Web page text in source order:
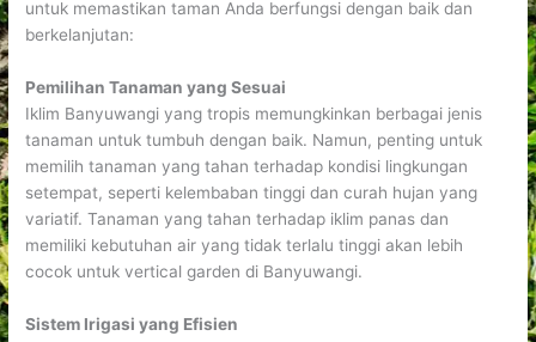
untuk memastikan taman Anda berfungsi dengan baik dan
berkelanjutan:
Pemilihan Tanaman yang Sesuai
Iklim Banyuwangi yang tropis memungkinkan berbagai jenis
tanaman untuk tumbuh dengan baik. Namun, penting untuk
memilih tanaman yang tahan terhadap kondisi lingkungan
setempat, seperti kelembaban tinggi dan curah hujan yang
variatif. Tanaman yang tahan terhadap iklim panas dan
memiliki kebutuhan air yang tidak terlalu tinggi akan lebih
cocok untuk vertical garden di Banyuwangi.
Sistem Irigasi yang Efisien